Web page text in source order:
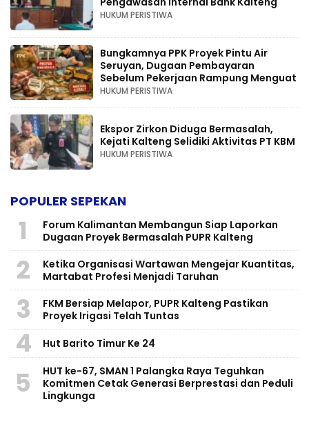
HUKUM PERISTIWA
Bungkamnya PPK Proyek Pintu Air
Seruyan, Dugaan Pembayaran
Sebelum Pekerjaan Rampung Menguat
HUKUM PERISTIWA
Ekspor Zirkon Diduga Bermasalah,
Kejati Kalteng Selidiki Aktivitas PT KBM
HUKUM PERISTIWA
POPULER SEPEKAN
1
Forum Kalimantan Membangun Siap Laporkan
Dugaan Proyek Bermasalah PUPR Kalteng
2
Ketika Organisasi Wartawan Mengejar Kuantitas,
Martabat Profesi Menjadi Taruhan
3
FKM Bersiap Melapor, PUPR Kalteng Pastikan
Proyek Irigasi Telah Tuntas
4 Hut Barito Timur Ke 24
5
HUT ke-67, SMAN 1 Palangka Raya Teguhkan
Komitmen Cetak Generasi Berprestasi dan Peduli
Lingkunga